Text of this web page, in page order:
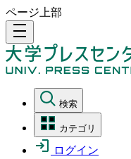
ページ上部
density_medium
検索
カテゴリ
ログイン